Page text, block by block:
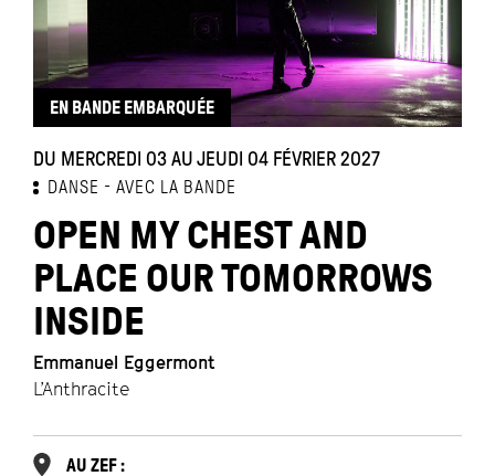
EN BANDE EMBARQUÉE
DU MERCREDI 03 AU JEUDI 04 FÉVRIER 2027
DANSE AVEC LA BANDE
OPEN MY CHEST AND
PLACE OUR TOMORROWS
INSIDE
Emmanuel Eggermont
L’Anthracite
AU ZEF :